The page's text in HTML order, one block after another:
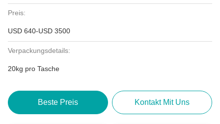
Preis:
USD 640-USD 3500
Verpackungsdetails:
20kg pro Tasche
Beste Preis Kontakt Mit Uns